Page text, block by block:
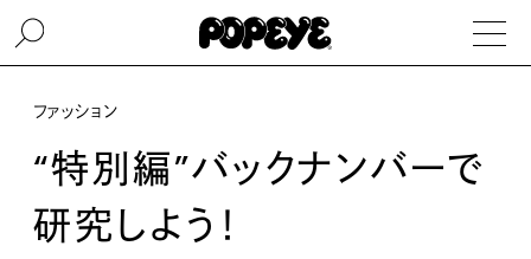
ファッション
“特別編”バックナンバーで
研究しよう！